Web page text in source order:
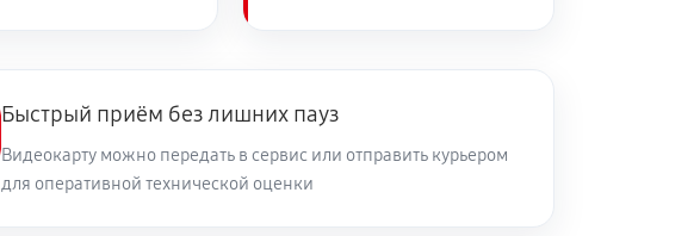
Быстрый приём без лишних пауз
Видеокарту можно передать в сервис или отправить курьером
для оперативной технической оценки